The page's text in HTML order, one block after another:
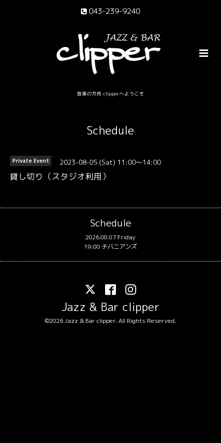
043-239-9240
音楽の方舟 clipperへようこそ
Schedule
Private Event 2023-08-05 (Sat) 11:00～14:00
貸し切り（スタジオ利用）
Schedule
2026.08.07 Friday
19:00 チバニアンズ
Jazz & Bar clipper
©2026Jazz & Bar clipper. All Rights Reserved.